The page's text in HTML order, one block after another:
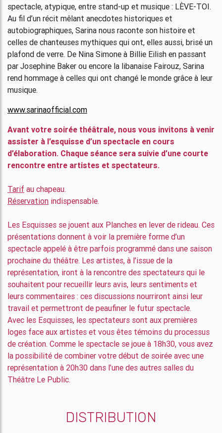
spectacle, atypique, entre stand-up et musique : LÈVE-TOI.
Au fil d’un récit mêlant anecdotes historiques et
autobiographiques, Sarina nous raconte son histoire et
celles de chanteuses mythiques qui ont, elles aussi, brisé un
plafond de verre. De Nina Simone à Billie Eilish en passant
par Josephine Baker ou encore la libanaise Fairouz, Sarina
rend hommage à celles qui ont changé le monde grâce à leur
musique.
www.sarinaofficial.com
Avant votre soirée théâtrale, nous vous invitons à venir
assister à l’esquisse d’un spectacle en cours
d’élaboration. Chaque séance sera suivie d’une courte
rencontre entre artistes et spectateurs.
Tarif au chapeau.
Réservation indispensable.
Les Esquisses se jouent aux Planches en lever de rideau. Ces
présentations donnent à voir la première forme d’un
spectacle appelé à être parfois programmé dans une saison
prochaine du théâtre. Les artistes, à l’issue de la
représentation, iront à la rencontre des spectateurs qui le
souhaitent pour recueillir leurs avis, leurs sentiments et
leurs commentaires : ces discussions nourriront ainsi leur
travail et permettront de peaufiner le futur spectacle.
Avec les Esquisses, les spectateurs sont aux premières
loges face aux artistes et vous êtes témoins du processus
de création. Comme le spectacle se joue à 18h30, vous avez
la possibilité de combiner votre début de soirée avec une
représentation à 20h30 dans l’une des autres salles du
Théâtre Le Public.
DISTRIBUTION